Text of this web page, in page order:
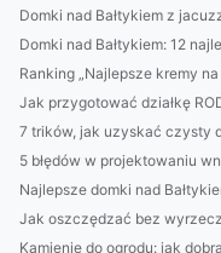
Domki nad Bałtykiem z
Domki nad Bałtykiem: 12
Ranking „Najlepsze kremy
Jak przygotować działkę
7 trików, jak uzyskać czysty
5 błędów w projektowaniu
Najlepsze domki nad
Jak oszczędzać bez
Kamienie do ogrodu: jak